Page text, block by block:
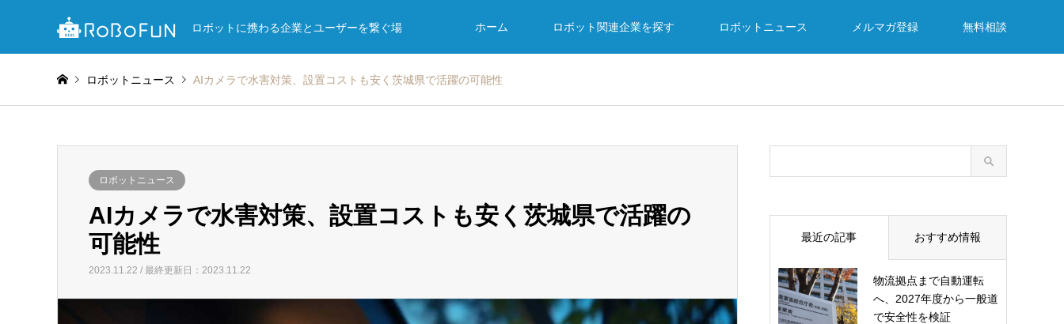
ロボットに携わる企業とユーザーを繋ぐ場 ホーム ロボット関連企業を探す ロボットニュース メルマガ登録 無料相談
ロボットニュース AIカメラで水害対策、設置コストも安く茨城県で活躍の可能性
ロボットニュース
AIカメラで水害対策、設置コストも安く茨城県で活躍の
可能性
2023.11.22 / 最終更新日：2023.11.22
最近の記事 おすすめ情報
物流拠点まで自動運転
へ、2027年度から一般道
で安全性を検証